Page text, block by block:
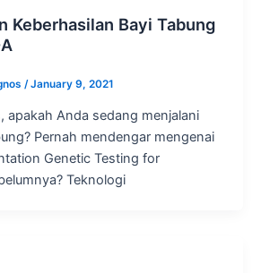
Keberhasilan Bayi Tabung
/January 9, 2021
apakah Anda sedang menjalani
Pernah mendengar mengenai
Genetic Testing for
Teknologi